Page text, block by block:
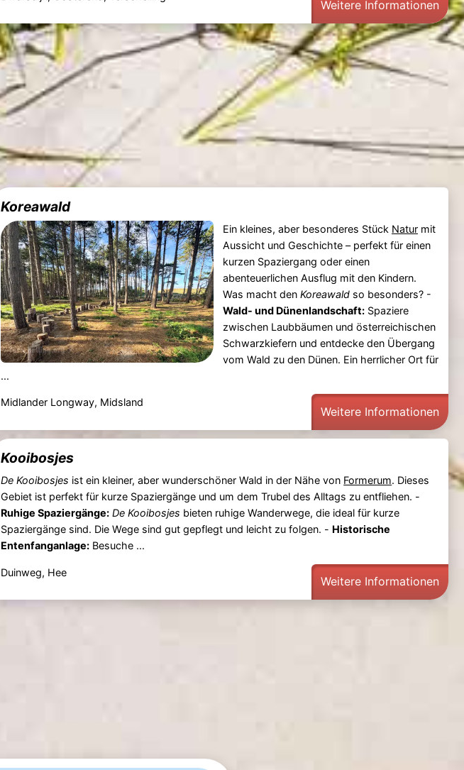
Weitere Informationen
Koreawald
Ein kleines, aber besonderes Stück Naturmit
Aussicht und Geschichte – perfekt für einen
kurzen Spaziergang oder einen
abenteuerlichen Ausflug mit den Kindern.
Was macht den Koreawaldso besonders? -
Wald- und Dünenlandschaft:Spaziere
zwischen Laubbäumen und österreichischen
Schwarzkiefern und entdecke den Übergang
vom Wald zu den Dünen. Ein herrlicher Ort für
...
Midlander Longway, Midsland
Weitere Informationen
Kooibosjes
De Kooibosjes ist ein kleiner, aber wunderschöner Wald in der Nähe von Formerum. Dieses
Gebiet ist perfekt für kurze Spaziergänge und um dem Trubel des Alltags zu entfliehen. -
Ruhige Spaziergänge: De Kooibosjes bieten ruhige Wanderwege, die ideal für kurze
Spaziergänge sind. Die Wege sind gut gepflegt und leicht zu folgen. - Historische
Entenfanganlage: Besuche ...
Duinweg, Hee
Weitere Informationen